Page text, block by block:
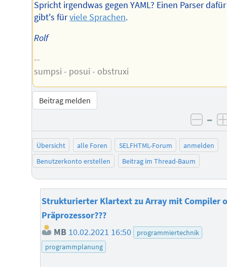
Spricht irgendwas gegen YAML? Einen Parser dafür
gibt's fürviele Sprachen.
Rolf
--
sumpsi - posui - obstruxi
Beitrag melden
–
Übersicht alle Foren SELFHTML-Forum
anmelden
Benutzerkonto erstellen
Beitrag im Thread-Baum
Strukturierter Klartext zu Array mit Compiler
Präprozessor???
MB 10.02.2021 16:50
programmiertechnik
programmplanung